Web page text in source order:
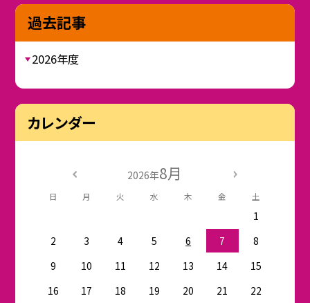
過去記事
2026年度
カレンダー
2026年8月
日 月 火 水 木 金 土
1
2
3 4 5 6 7
8
9
10 11 12 13 14
15
16
17 18 19 20 21
22